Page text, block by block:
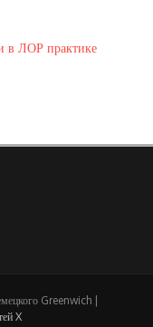
в ЛОР практике
Greenwich |
X